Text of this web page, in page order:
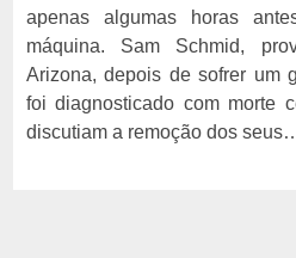
apenas algumas horas
máquina. Sam Schmid,
Arizona, depois de sofrer um
foi diagnosticado com morte
discutiam a remoção dos